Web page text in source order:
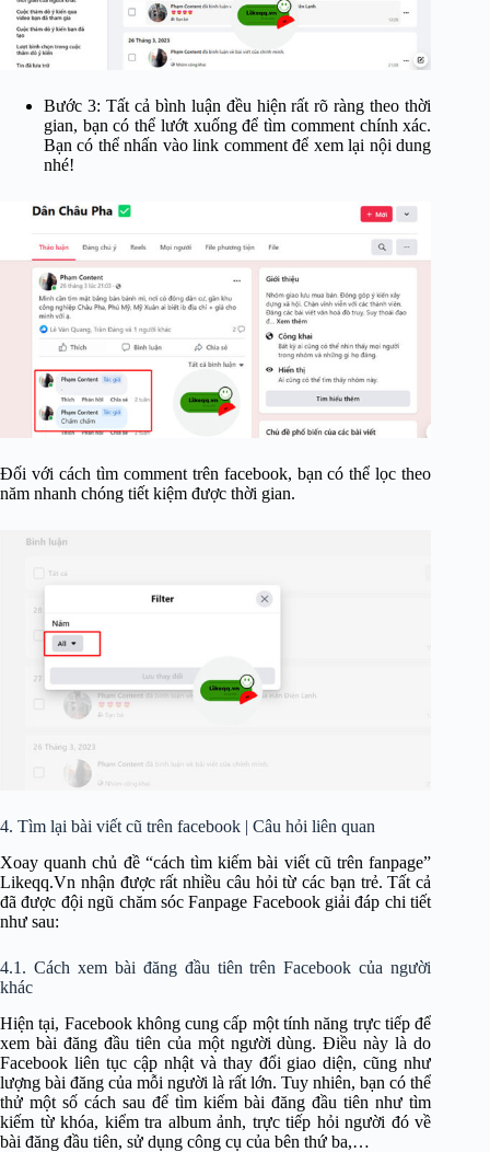
Bước 3: Tất cả bình luận đều hiện rất rõ ràng theo thời
gian, bạn có thể lướt xuống để tìm comment chính xác.
Bạn có thể nhấn vào link comment để xem lại nội dung
nhé!
Đối với cách tìm comment trên facebook, bạn có thể lọc theo
năm nhanh chóng tiết kiệm được thời gian.
4. Tìm lại bài viết cũ trên facebook | Câu hỏi liên quan
Xoay quanh chủ đề “cách tìm kiếm bài viết cũ trên fanpage”
Likeqq.Vn nhận được rất nhiều câu hỏi từ các bạn trẻ. Tất cả
đã được đội ngũ chăm sóc Fanpage Facebook giải đáp chi tiết
như sau:
4.1. Cách xem bài đăng đầu tiên trên Facebook của người
khác
Hiện tại, Facebook không cung cấp một tính năng trực tiếp để
xem bài đăng đầu tiên của một người dùng. Điều này là do
Facebook liên tục cập nhật và thay đổi giao diện, cũng như
lượng bài đăng của mỗi người là rất lớn. Tuy nhiên, bạn có thể
thử một số cách sau để tìm kiếm bài đăng đầu tiên như tìm
kiếm từ khóa, kiểm tra album ảnh, trực tiếp hỏi người đó về
bài đăng đầu tiên, sử dụng công cụ của bên thứ ba,…